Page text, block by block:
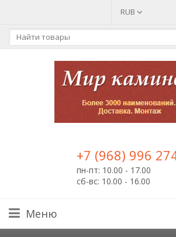
RUB
+7 (968) 996
пн-пт: 10.00 - 17.00
сб-вс: 10.00 - 16.00
Меню